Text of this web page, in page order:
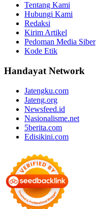
Tentang Kami
Hubungi Kami
Redaksi
Kirim Artikel
Pedoman Media Siber
Kode Etik
Handayat Network
Jatengku.com
Jateng.org
Newsfeed.id
Nasionalisme.net
5berita.com
Edisikini.com